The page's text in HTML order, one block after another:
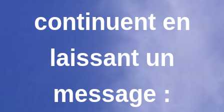
continuent en
laissant un
message :